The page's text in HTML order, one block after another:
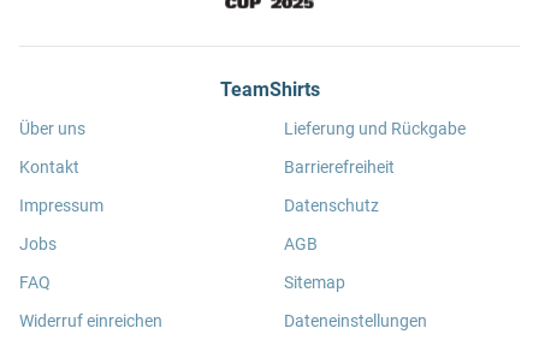
TeamShirts
Über uns
Kontakt
Impressum
Jobs
FAQ
Widerruf einreichen
Lieferung und Rückgabe
Barrierefreiheit
Datenschutz
AGB
Sitemap
Dateneinstellungen